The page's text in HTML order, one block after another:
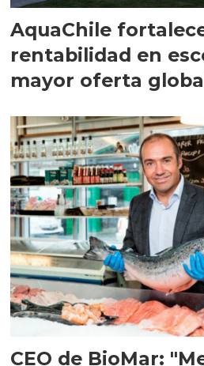
AquaChile
rentabilidad en
mayor oferta
CEO de BioMar: